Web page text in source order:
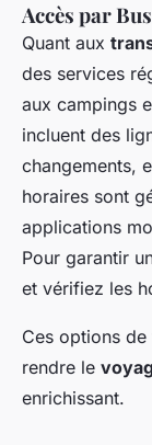
Accès par Bus
Quant aux
des services
aux campings
incluent des
changements,
horaires sont
applications
Pour garantir
et vérifiez les
Ces options
rendre le
enrichissant.